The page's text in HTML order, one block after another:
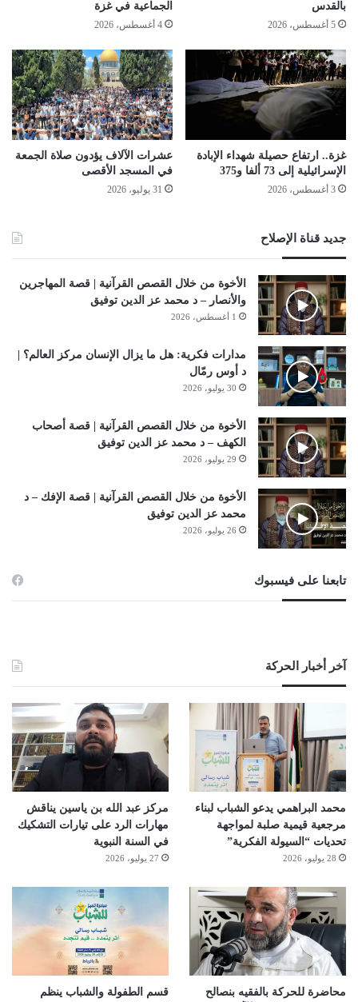
بالقدس
5 أغسطس، 2026
الجماعية في غزة
4 أغسطس، 2026
غزة.. ارتفاع حصيلة شهداء الإبادة
الإسرائيلية إلى 73 ألفا و375
3 أغسطس، 2026
عشرات الآلاف يؤدون صلاة الجمعة
في المسجد الأقصى
31 يوليو، 2026
جديد قناة الإصلاح
الأخوة من خلال القصص القرآنية | قصة المهاجرين
والأنصار – د محمد عز الدين توفيق
1 أغسطس، 2026
مدارات فكرية: هل ما يزال الإنسان مركز العالم؟ |
د أوس رمّال
30 يوليو، 2026
الأخوة من خلال القصص القرآنية | قصة أصحاب
الكهف – د محمد عز الدين توفيق
29 يوليو، 2026
الأخوة من خلال القصص القرآنية | قصة الإفك – د
محمد عز الدين توفيق
26 يوليو، 2026
تابعنا على فيسبوك
آخر أخبار الحركة
محمد البراهمي يدعو الشباب لبناء
مرجعية قيمية صلبة لمواجهة
تحديات “السيولة الفكرية”
28 يوليو، 2026
مركز عبد الله بن ياسين يناقش
مهارات الرد على تيارات التشكيك
في السنة النبوية
27 يوليو، 2026
محاضرة للحركة بالفقيه بنصالح
قسم الطفولة والشباب ينظم